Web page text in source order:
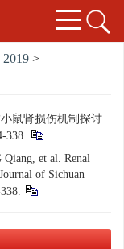
2019 >
小鼠肾损伤机制探讨
338.
et al. Renal
of Sichuan